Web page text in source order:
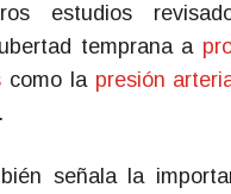
estudios
temprana a
como la presión
señala la